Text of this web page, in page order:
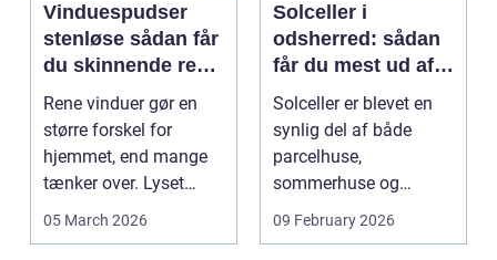
Vinduespudser
stenløse sådan får
du skinnende rene
ruder året rundt
Rene vinduer gør en
større forskel for
hjemmet, end mange
tænker over. Lyset
falder anderledes ind,
05 March 2026
Solceller i
odsherred: sådan
får du mest ud af
solen
Solceller er blevet en
synlig del af både
parcelhuse,
sommerhuse og
mindre erhverv i
Odsherred. Mang...
09 February 2026